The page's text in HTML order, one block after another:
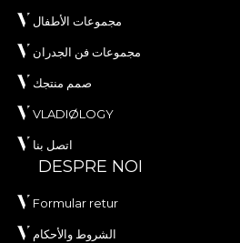
مجموعات الأطفال
مجموعات فن الجدران
صمم منتجك
VLADIØLOGY
اتصل بنا
DESPRE NOI
Formular retur
الشروط والأحكام